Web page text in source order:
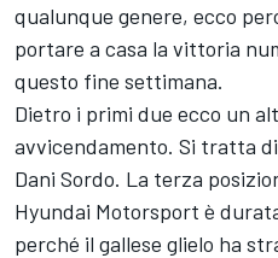
qualunque genere, ecco
portare a casa la vittoria
questo fine settimana.
Dietro i primi due ecco un
avvicendamento. Si tratta
Dani Sordo. La terza
Hyundai Motorsport è
perché il gallese glielo ha